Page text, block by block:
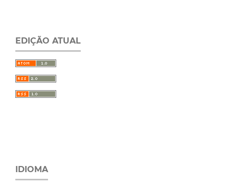
EDIÇÃO ATUAL
IDIOMA